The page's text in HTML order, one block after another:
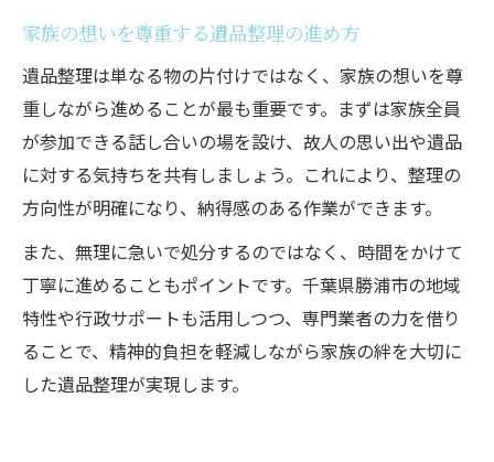
家族の想いを尊重する遺品整理の進め方
遺品整理は単なる物の片付けではなく、家族の想いを尊
重しながら進めることが最も重要です。まずは家族全員
が参加できる話し合いの場を設け、故人の思い出や遺品
に対する気持ちを共有しましょう。これにより、整理の
方向性が明確になり、納得感のある作業ができます。
また、無理に急いで処分するのではなく、時間をかけて
丁寧に進めることもポイントです。千葉県勝浦市の地域
特性や行政サポートも活用しつつ、専門業者の力を借り
ることで、精神的負担を軽減しながら家族の絆を大切に
した遺品整理が実現します。